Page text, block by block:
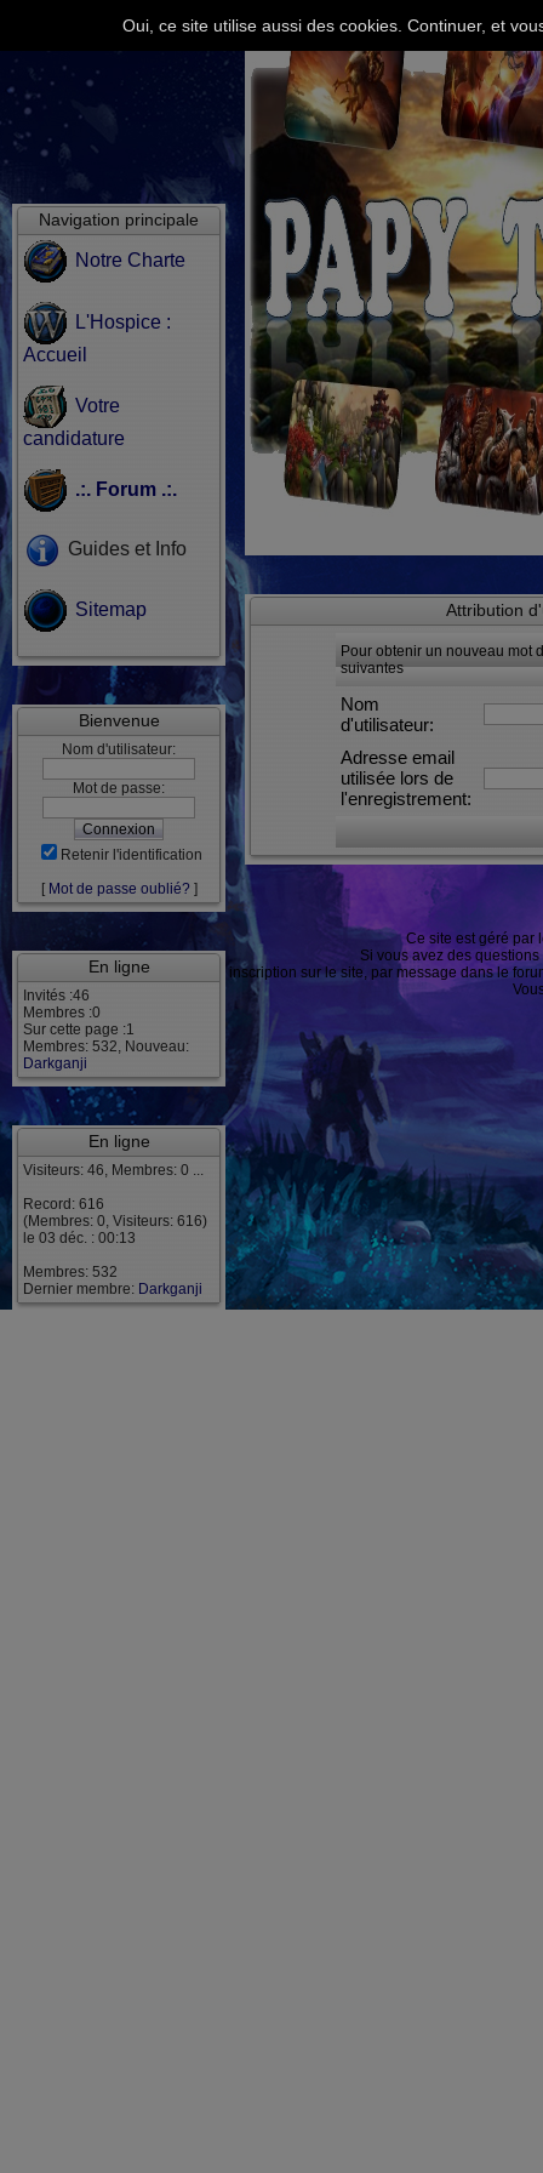
Navigation principale
Notre Charte
L'Hospice :
Accueil
Votre
candidature
.:. Forum .:.
Guides et Info
Sitemap
Bienvenue
Nom d'utilisateur:
Mot de passe:
Retenir l'identification
[ Mot de passe oublié? ]
En ligne
Invités :46
Membres :0
Sur cette page :1
Membres: 532, Nouveau:
Darkganji
En ligne
Visiteurs: 46, Membres: 0 ...
Record: 616
(Membres: 0, Visiteurs: 616)
le 03 déc. : 00:13
Membres: 532
Dernier membre: Darkganji
Attribution
Pour obtenir un nouveau mot
suivantes
Nom
d'utilisateur:
Adresse email
utilisée lors de
l'enregistrement:
Ce site est géré par
Si vous avez des
ou après inscription sur le site, par message dans le
Oui, ce site utilise aussi des cookies. Continuer, et